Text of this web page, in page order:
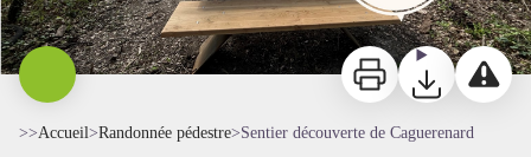
ImprimerTéléchargerSignaler
>>Accueil>Randonnée pédestre>Sentier découverte de Caguerenard